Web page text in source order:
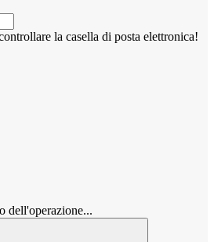
la casella di posta elettronica!
dell'operazione...